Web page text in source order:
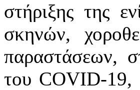
στήριξης της
σκηνών,
παραστάσεων,
του COVID-19,